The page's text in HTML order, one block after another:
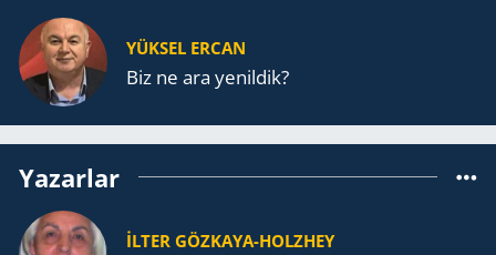
YÜKSEL ERCAN
Biz ne ara yenildik?
Yazarlar
İLTER GÖZKAYA-HOLZHEY